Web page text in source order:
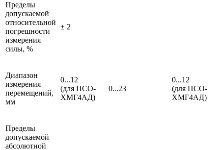
Пределы
допускаемой
относительной
погрешности
измерения
силы, %
± 2
Диапазон
измерения
перемещений,
мм
0...12
(для ПСО-
ХМГ4АД)
0...23
0...12
(для ПСО-
ХМГ4АД)
Пределы
допускаемой
абсолютной